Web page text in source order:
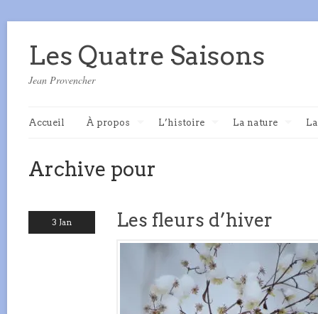
Les Quatre Saisons
Jean Provencher
Accueil À propos L’histoire La nature
Archive pour
3 Jan Les fleurs d’hiver